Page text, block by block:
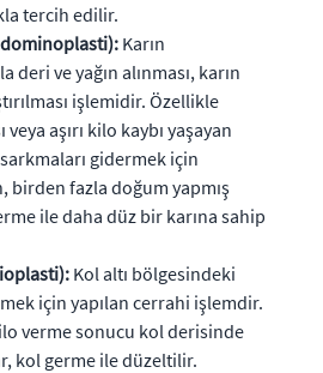
tercih edilir.
Karın
deri ve yağın alınması, karın
işlemidir. Özellikle
aşırı kilo kaybı yaşayan
gidermek için
birden fazla doğum yapmış
ile daha düz bir karına sahip
Kol altı bölgesindeki
için yapılan cerrahi işlemdir.
verme sonucu kol derisinde
kol germe ile düzeltilir.